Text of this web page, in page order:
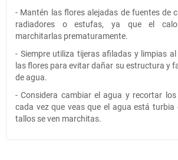
- Mantén las flores alejadas de fuentes de
radiadores o estufas, ya que el
marchitarlas prematuramente.
- Siempre utiliza tijeras afiladas y limpias
las flores para evitar dañar su estructura y
de agua.
- Considera cambiar el agua y recortar
cada vez que veas que el agua está
tallos se ven marchitas.